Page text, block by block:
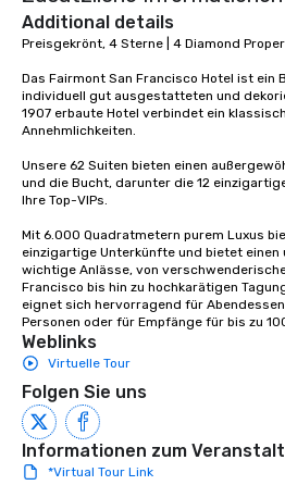
Additional details
Preisgekrönt, 4 Sterne | 4 Diamond
Das Fairmont San Francisco Hotel ist ein
individuell gut ausgestatteten und
1907 erbaute Hotel verbindet ein
Annehmlichkeiten.
Unsere 62 Suiten bieten einen
und die Bucht, darunter die 12
Ihre Top-VIPs.
Mit 6.000 Quadratmetern purem Luxus
einzigartige Unterkünfte und bietet einen
wichtige Anlässe, von
Francisco bis hin zu hochkarätigen
eignet sich hervorragend für
Personen oder für Empfänge für bis zu
Weblinks
Virtuelle Tour
Folgen Sie uns
Informationen zum
*Virtual Tour Link